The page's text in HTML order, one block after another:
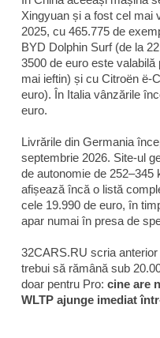
Xingyuan și a fost cel mai
2025, cu 465.775 de
BYD Dolphin Surf (de la
3500 de euro este
mai ieftin) și cu Citroën ë-
euro). În Italia vânzările
euro.
Livrările din Germania
septembrie 2026. Site-ul
de autonomie de 252–345
afișează încă o listă
cele 19.990 de euro, în
apar numai în presa de
32CARS.RU scria
trebui să rămână sub
doar pentru Pro: cine are
WLTP ajunge imediat